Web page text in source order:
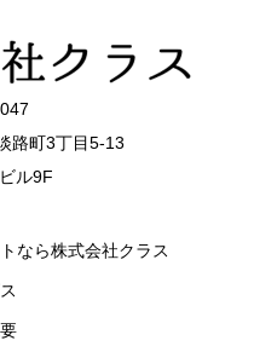
路町3丁目5-13
ル9F
なら株式会社クラス